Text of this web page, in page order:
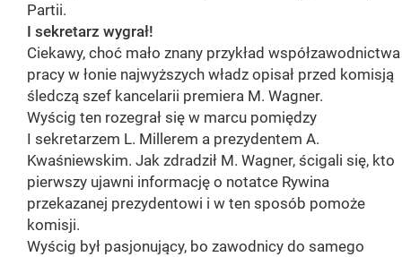
Partii.
I sekretarz wygrał!
Ciekawy, choć mało znany przykład współzawodnictwa
pracy w łonie najwyższych władz opisał przed komisją
śledczą szef kancelarii premiera M. Wagner.
Wyścig ten rozegrał się w marcu pomiędzy
I sekretarzem L. Millerem a prezydentem A.
Kwaśniewskim. Jak zdradził M. Wagner, ścigali się, kto
pierwszy ujawni informację o notatce Rywina
przekazanej prezydentowi i w ten sposób pomoże
komisji.
Wyścig był pasjonujący, bo zawodnicy do samego